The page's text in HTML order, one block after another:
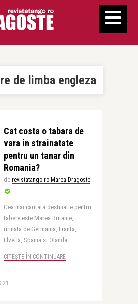
de limba engleza
Cat costa o tabara de
vara in strainatate
pentru un tanar din
Romania?
de revistatango.ro Marea Dragoste
Cea mai cautata destinatie pentru
tabere este Marea Britanie,
urmata de Germania, Franta,
Elvetia, Spania si Olanda
CITEȘTE ÎN CONTINUARE